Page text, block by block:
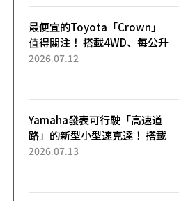
最便宜的Toyota「Crown」
值得關注！ 搭載4WD、每公升
22.4公里低油耗表現超亮眼！
2026.07.12
Yamaha發表可行駛「高速道
路」的新型小型速克達！ 搭載
能享受超強勁「渦輪感」的動
2026.07.13